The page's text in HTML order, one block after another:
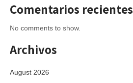
Comentarios recientes
No comments to show.
Archivos
August 2026